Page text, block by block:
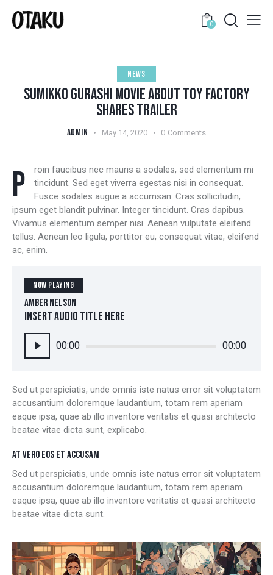
0
NEWS
SUMIKKO GURASHI MOVIE ABOUT TOY FACTORY
SHARES TRAILER
ADMIN May 14, 2020 0 Comments
Proin faucibus nec mauris a sodales, sed elementum mi
tincidunt. Sed eget viverra egestas nisi in consequat.
Fusce sodales augue a accumsan. Cras sollicitudin,
ipsum eget blandit pulvinar. Integer tincidunt. Cras dapibus.
Vivamus elementum semper nisi. Aenean vulputate eleifend
tellus. Aenean leo ligula, porttitor eu, consequat vitae, eleifend
ac, enim.
NOW PLAYING
AMBER NELSON
Insert Audio Title Here
Player
00:00 00:00
Sed ut perspiciatis, unde omnis iste natus error sit voluptatem
accusantium doloremque laudantium, totam rem aperiam
eaque ipsa, quae ab illo inventore veritatis et quasi architecto
beatae vitae dicta sunt, explicabo.
AT VERO EOS ET ACCUSAM
Sed ut perspiciatis, unde omnis iste natus error sit voluptatem
accusantium doloremque laudantium, totam rem aperiam
eaque ipsa, quae ab illo inventore veritatis et quasi architecto
beatae vitae dicta sunt.